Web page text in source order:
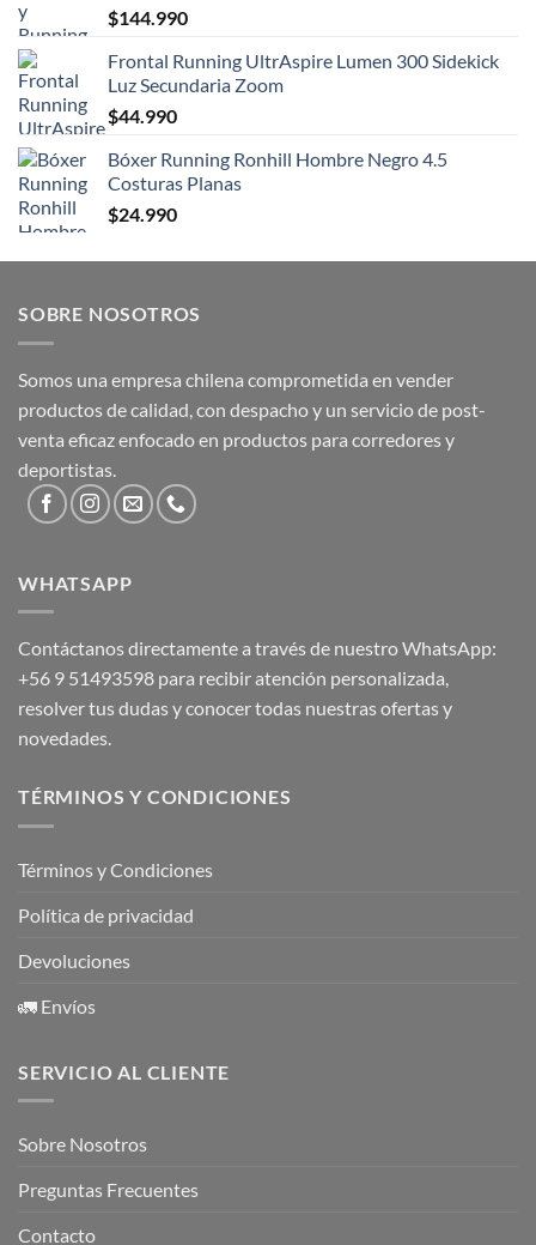
$144.990
Frontal Running UltrAspire Lumen 300 Sidekick
Luz Secundaria Zoom
$44.990
Bóxer Running Ronhill Hombre Negro 4.5
Costuras Planas
$24.990
SOBRE NOSOTROS
Somos una empresa chilena comprometida en vender
productos de calidad, con despacho y un servicio de post-
venta eficaz enfocado en productos para corredores y
deportistas.
WHATSAPP
Contáctanos directamente a través de nuestro WhatsApp:
+56 9 51493598 para recibir atención personalizada,
resolver tus dudas y conocer todas nuestras ofertas y
novedades.
TÉRMINOS Y CONDICIONES
Términos y Condiciones
Política de privacidad
Devoluciones
🚛 Envíos
SERVICIO AL CLIENTE
Sobre Nosotros
Preguntas Frecuentes
Contacto